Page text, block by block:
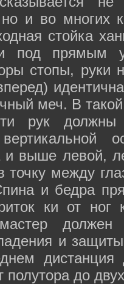
и во многих
стойка
под прямым
стопы, руки
меч. В
рук
и выше левой,
точку между
и бедра
ки от
должен
и
полутора до